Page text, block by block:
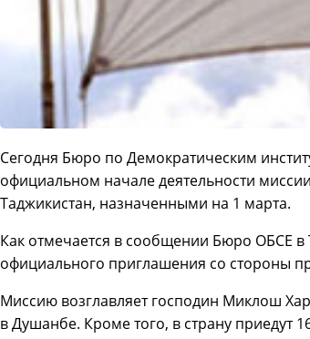
Сегодня Бюро по Демократическим
официальном начале деятельности
Таджикистан, назначенными на 1 марта.
Как отмечается в сообщении Бюро ОБСЕ в
официального приглашения со стороны
Миссию возглавляет господин Миклош
в Душанбе. Кроме того, в страну приедут